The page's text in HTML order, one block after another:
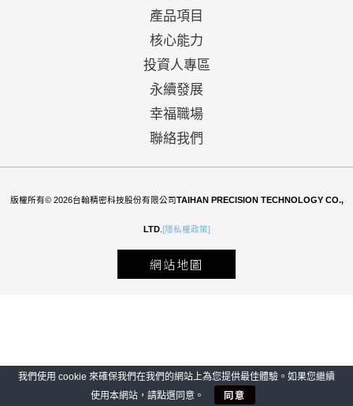
產品項目
核心能力
投資人專區
永續發展
幸福職場
聯絡我們
版權所有© 2026台翰精密科技股份有限公司TAIHAN PRECISION TECHNOLOGY CO.,
LTD. [隱私權政策]
網站地圖
我們使用 cookie 來確保我們在我們的網站上為您提供最佳體驗。如果您繼續
使用本網站，請點選同意。
同意